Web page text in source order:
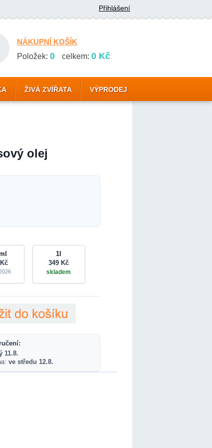
Přihlášení
NÁKUPNÍ KOŠÍK
Položek: 0 celkem: 0 Kč
ŽIVÁ ZVÍŘATA VÝPRODEJ
olej
1l
349 Kč
skladem
11.8.
ve středu 12.8.